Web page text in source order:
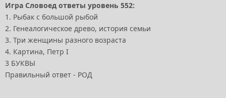
Игра Словоед ответы уровень 552:
1. Рыбак с большой рыбой
2. Генеалогическое древо, история семьи
3. Три женщины разного возраста
4. Картина, Петр І
3 БУКВЫ
Правильный ответ - РОД